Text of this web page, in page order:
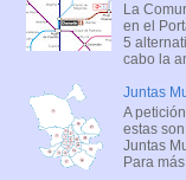
La
en el
5
cabo la
Juntas
A
estas
Juntas
Para más